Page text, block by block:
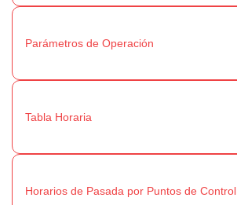
Parámetros de Operación
Tabla Horaria
Horarios de Pasada por Puntos de Control